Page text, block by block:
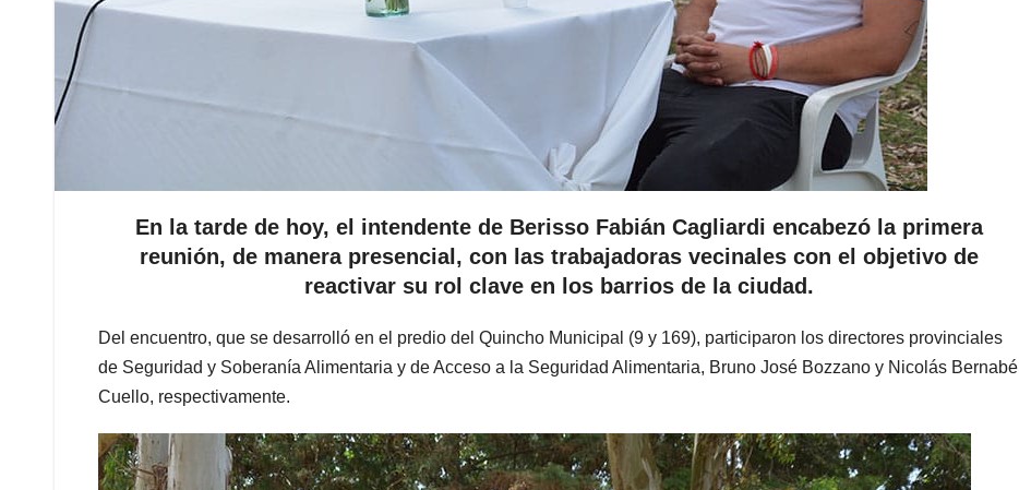
En la tarde de hoy, el intendente de Berisso Fabián Cagliardi encabezó la primera
reunión, de manera presencial, con las trabajadoras vecinales con el objetivo de
reactivar su rol clave en los barrios de la ciudad.
Del encuentro, que se desarrolló en el predio del Quincho Municipal (9 y 169), participaron los directores provinciales
de Seguridad y Soberanía Alimentaria y de Acceso a la Seguridad Alimentaria, Bruno José Bozzano y Nicolás Bernabé
Cuello, respectivamente.